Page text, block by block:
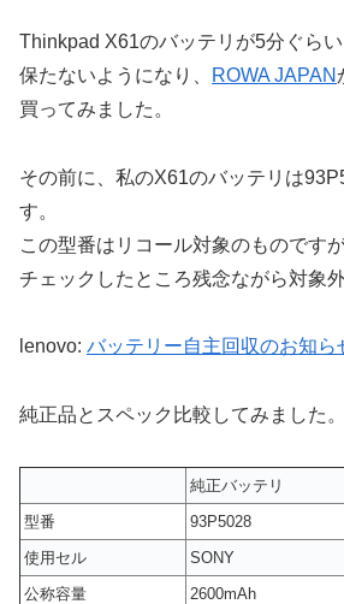
Thinkpad X61のバッテリが5分ぐら
保たないようになり、
ROWA JAPAN
買ってみました。
その前に、私のX61のバッテリは
す。
この型番はリコール対象のものです
チェックしたところ残念ながら対象
lenovo: バッテリー自主回収のお知ら
純正品とスペック比較してみました。
純正バッテリ
型番
93P5028
使用セル
SONY
公称容量
2600mAh